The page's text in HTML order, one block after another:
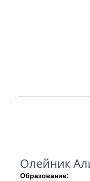
Олейник
Образование: